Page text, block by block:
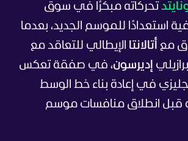
تحركاته مبكرًا في سوق
استعدادًا للموسم الجديد، بعدما
مع
أتالانتا الإيطالي للتعاقد مع
إديرسون، في صفقة تعكس
في إعادة بناء خط الوسط
قبل انطلاق منافسات موسم